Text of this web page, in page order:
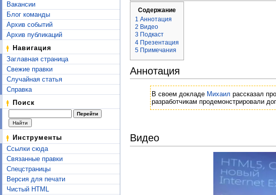
Вакансии
Блог команды
Архив событий
Архив публикаций
Навигация
Заглавная страница
Свежие правки
Случайная статья
Справка
Поиск
Инструменты
Ссылки сюда
Связанные правки
Спецстраницы
Версия для печати
Чистый HTML
Содержание
1 Аннотация
2 Видео
3 Подкаст
4 Презентация
5 Примечания
Аннотация
В своем докладе Михаил рассказал
разработчикам продемонстрировали
Видео